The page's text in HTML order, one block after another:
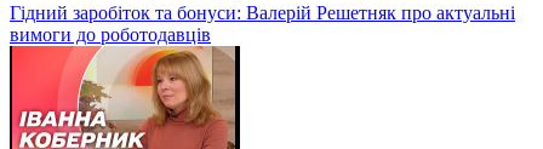
Гідний заробіток та бонуси: Валерій Решетняк про актуальні
вимоги до роботодавців